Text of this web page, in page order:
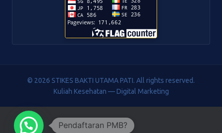
© 2026 STIKES BAKTI UTAMA PATI. All rights reserved.
Kuliah Kesehatan — Digital Marketing